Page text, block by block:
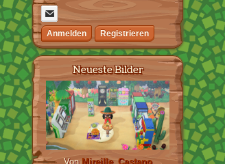
Anmelden Registrieren
Neueste Bilder
Von Mireille_Castano